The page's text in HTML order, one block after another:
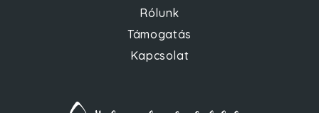
Rólunk
Támogatás
Kapcsolat